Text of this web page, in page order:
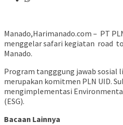
Manado,Harimanado.com – PT
menggelar safari kegiatan road to
Manado.
Program tangggung jawab sosial
merupakan komitmen PLN UID.
mengimplementasi
(ESG).
Bacaan Lainnya